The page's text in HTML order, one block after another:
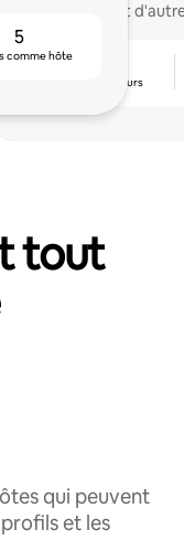
5
comme hôte
maintenant
Note des voyageurs
tout
qui peuvent
et les